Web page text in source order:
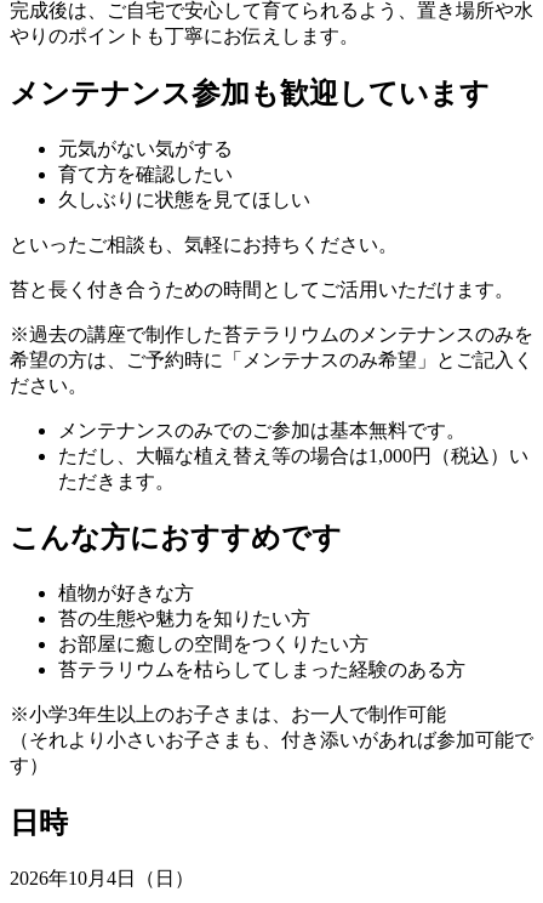
完成後は、ご自宅で安心して育てられるよう、置き場所や水
やりのポイントも丁寧にお伝えします。
メンテナンス参加も歓迎しています
元気がない気がする
育て方を確認したい
久しぶりに状態を見てほしい
といったご相談も、気軽にお持ちください。
苔と長く付き合うための時間としてご活用いただけます。
※過去の講座で制作した苔テラリウムのメンテナンスのみを
希望の方は、ご予約時に「メンテナスのみ希望」とご記入く
ださい。
メンテナンスのみでのご参加は基本無料です。
ただし、大幅な植え替え等の場合は1,000円（税込）い
ただきます。
こんな方におすすめです
植物が好きな方
苔の生態や魅力を知りたい方
お部屋に癒しの空間をつくりたい方
苔テラリウムを枯らしてしまった経験のある方
※小学3年生以上のお子さまは、お一人で制作可能
（それより小さいお子さまも、付き添いがあれば参加可能で
す）
日時
2026年10月4日（日）